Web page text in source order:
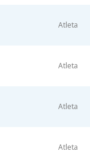
Atleta
Atleta
Atleta
Atleta